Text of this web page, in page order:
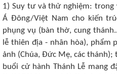
1) Suy tư và thử nghiệm: trong
Á Đông/Việt Nam cho kiến
phụng vụ (bàn thờ, cung
lễ thiên địa - nhân hòa), phẩm
ảnh (Chúa, Đức Mẹ, các
buổi cử hành Thánh Lễ mang